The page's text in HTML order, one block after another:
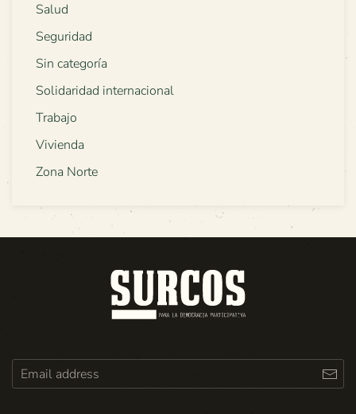
Salud
Seguridad
Sin categoría
Solidaridad internacional
Trabajo
Vivienda
Zona Norte